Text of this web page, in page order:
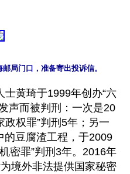
士黄琦于1999年创办“六
声而被判刑：一次是20
政权罪”判刑5年；另一
的豆腐渣工程，于2009
密罪”判刑3年。2016年
境外非法提供国家秘密